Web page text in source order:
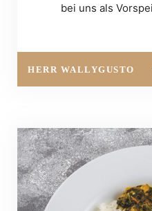
bei uns als
HERR WALLYGUSTO